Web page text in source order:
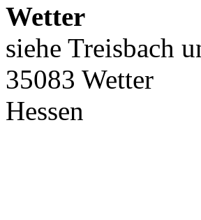
Wetter
siehe Treisbach
35083 Wetter
Hessen